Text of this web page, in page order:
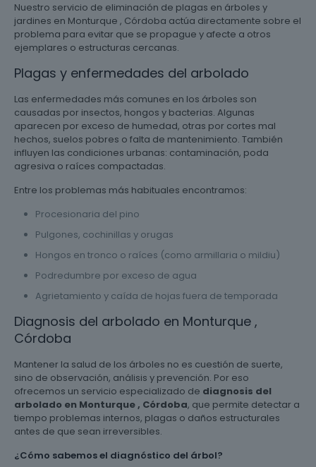
Nuestro servicio de eliminación de plagas en árboles y
jardines en Monturque , Córdoba actúa directamente sobre el
problema para evitar que se propague y afecte a otros
ejemplares o estructuras cercanas.
Plagas y enfermedades del arbolado
Las enfermedades más comunes en los árboles son
causadas por insectos, hongos y bacterias. Algunas
aparecen por exceso de humedad, otras por cortes mal
hechos, suelos pobres o falta de mantenimiento. También
influyen las condiciones urbanas: contaminación, poda
agresiva o raíces compactadas.
Entre los problemas más habituales encontramos:
Procesionaria del pino
Pulgones, cochinillas y orugas
Hongos en tronco o raíces (como armillaria o mildiu)
Podredumbre por exceso de agua
Agrietamiento y caída de hojas fuera de temporada
Diagnosis del arbolado en Monturque ,
Córdoba
Mantener la salud de los árboles no es cuestión de suerte,
sino de observación, análisis y prevención. Por eso
ofrecemos un servicio especializado de diagnosis del
arbolado en Monturque , Córdoba, que permite detectar a
tiempo problemas internos, plagas o daños estructurales
antes de que sean irreversibles.
¿Cómo sabemos el diagnóstico del árbol?